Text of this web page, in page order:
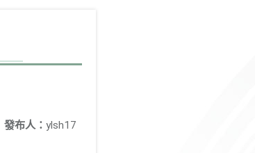
發布人： ylsh17